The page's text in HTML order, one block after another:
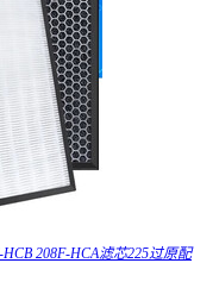
208F-HCA滤芯225过原配